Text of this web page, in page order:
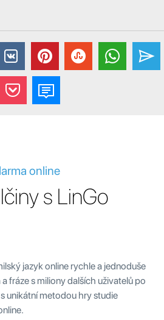
online
s LinGo
jazyk online rychle a jednoduše
fráze s miliony dalších uživatelů po
unikátní metodou hry studie